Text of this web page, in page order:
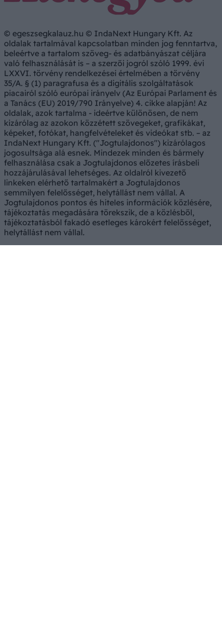
© egeszsegkalauz.hu © IndaNext Hungary Kft. Az
oldalak tartalmával kapcsolatban minden jog fenntartva,
beleértve a tartalom szöveg- és adatbányászat céljára
való felhasználását is – a szerzői jogról szóló 1999. évi
LXXVI. törvény rendelkezései értelmében a törvény
35/A. § (1) paragrafusa és a digitális szolgáltatások
piacairól szóló európai irányelv (Az Európai Parlament és
a Tanács (EU) 2019/790 Irányelve) 4. cikke alapján! Az
oldalak, azok tartalma - ideértve különösen, de nem
kizárólag az azokon közzétett szövegeket, grafikákat,
képeket, fotókat, hangfelvételeket és videókat stb. – az
IndaNext Hungary Kft. ("Jogtulajdonos") kizárólagos
jogosultsága alá esnek. Mindezek minden és bármely
felhasználása csak a Jogtulajdonos előzetes írásbeli
hozzájárulásával lehetséges. Az oldalról kivezető
linkeken elérhető tartalmakért a Jogtulajdonos
semmilyen felelősséget, helytállást nem vállal. A
Jogtulajdonos pontos és hiteles információk közlésére,
tájékoztatás megadására törekszik, de a közlésből,
tájékoztatásból fakadó esetleges károkért felelősséget,
helytállást nem vállal.